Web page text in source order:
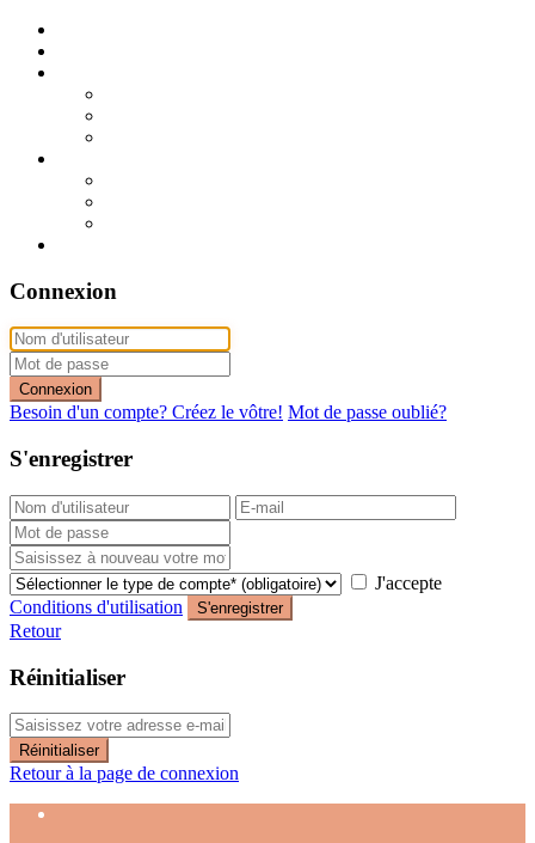
Connexion
Connexion
Besoin d'un compte? Créez le vôtre! Mot de passe oublié?
S'enregistrer
J'accepte
Conditions d'utilisation
S'enregistrer
Retour
Réinitialiser
Réinitialiser
Retour à la page de connexion